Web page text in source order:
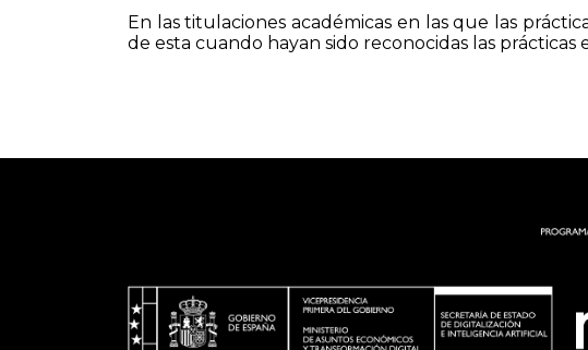
En las titulaciones académicas en las que las
de esta cuando hayan sido reconocidas las prácticas